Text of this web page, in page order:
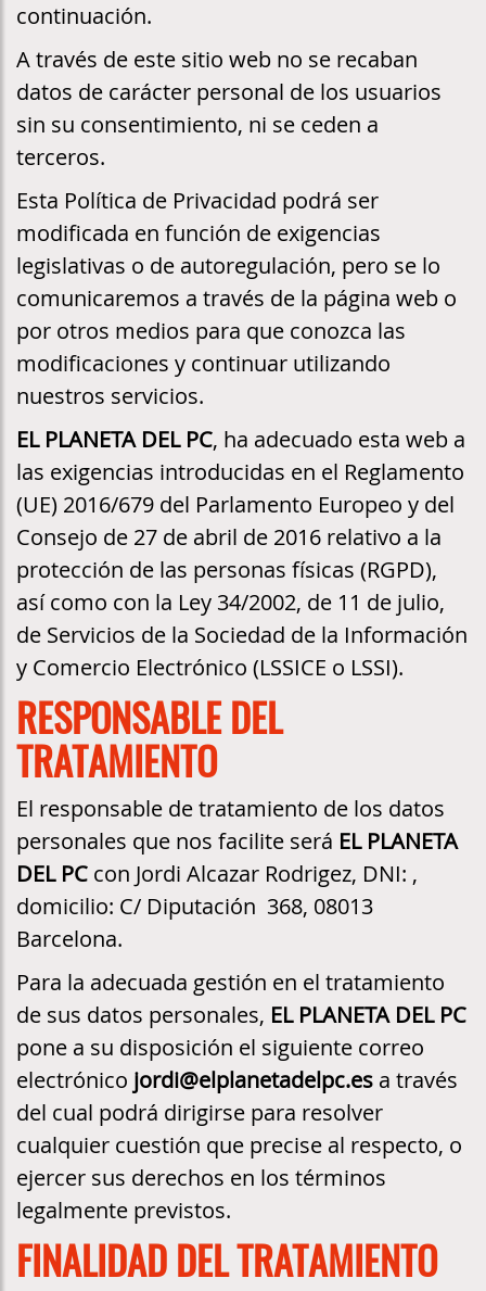
continuación.
A través de este sitio web no se recaban
datos de carácter personal de los usuarios
sin su consentimiento, ni se ceden a
terceros.
Esta Política de Privacidad podrá ser
modificada en función de exigencias
legislativas o de autoregulación, pero se lo
comunicaremos a través de la página web o
por otros medios para que conozca las
modificaciones y continuar utilizando
nuestros servicios.
EL PLANETA DEL PC, ha adecuado esta web a
las exigencias introducidas en el Reglamento
(UE) 2016/679 del Parlamento Europeo y del
Consejo de 27 de abril de 2016 relativo a la
protección de las personas físicas (RGPD),
así como con la Ley 34/2002, de 11 de julio,
de Servicios de la Sociedad de la Información
y Comercio Electrónico (LSSICE o LSSI).
RESPONSABLE DEL
TRATAMIENTO
El responsable de tratamiento de los datos
personales que nos facilite será EL PLANETA
DEL PC con Jordi Alcazar Rodrigez, DNI: ,
domicilio: C/ Diputación 368, 08013
Barcelona.
Para la adecuada gestión en el tratamiento
de sus datos personales, EL PLANETA DEL PC
pone a su disposición el siguiente correo
electrónico jordi@elplanetadelpc.es a través
del cual podrá dirigirse para resolver
cualquier cuestión que precise al respecto, o
ejercer sus derechos en los términos
legalmente previstos.
FINALIDAD DEL TRATAMIENTO